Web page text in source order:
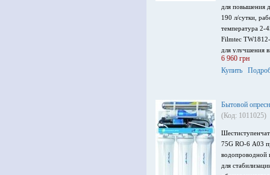
для повышения
190 л/сутки,
температура 2-
Filmtec
для улучшения
для чистой
6 960 грн
Купить
Бытовой
(Код: 1011025)
75G RO-6 А03
водопроводной
для